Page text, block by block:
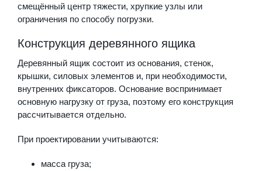
смещённый центр тяжести, хрупкие узлы или
ограничения по способу погрузки.
Конструкция деревянного ящика
Деревянный ящик состоит из основания, стенок,
крышки, силовых элементов и, при необходимости,
внутренних фиксаторов. Основание воспринимает
основную нагрузку от груза, поэтому его конструкция
рассчитывается отдельно.
При проектировании учитываются:
масса груза;